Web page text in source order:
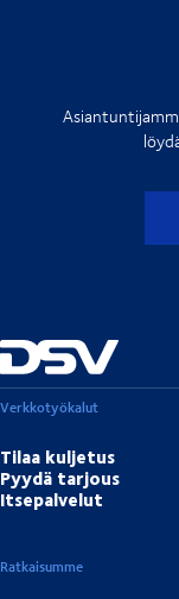
Verkkotyökalut
Tilaa kuljetus
Pyydä tarjous
Itsepalvelut
Ratkaisumme